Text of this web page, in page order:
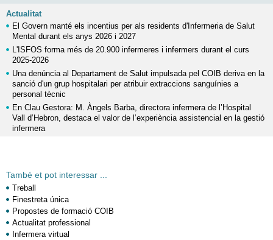
Actualitat
El Govern manté els incentius per als residents d'Infermeria de Salut
Mental durant els anys 2026 i 2027
L'ISFOS forma més de 20.900 infermeres i infermers durant el curs
2025-2026
Una denúncia al Departament de Salut impulsada pel COIB deriva en la
sanció d'un grup hospitalari per atribuir extraccions sanguínies a
personal tècnic
En Clau Gestora: M. Àngels Barba, directora infermera de l’Hospital
Vall d’Hebron, destaca el valor de l’experiència assistencial en la gestió
infermera
També et pot interessar ...
Treball
Finestreta única
Propostes de formació COIB
Actualitat professional
Infermera virtual